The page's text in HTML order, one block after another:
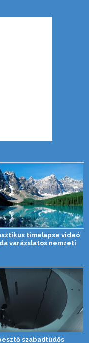
timelapse videó
varázslatos nemzeti
szabadtüdős